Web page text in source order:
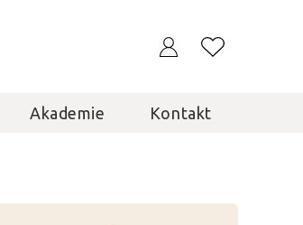
Akademie Kontakt